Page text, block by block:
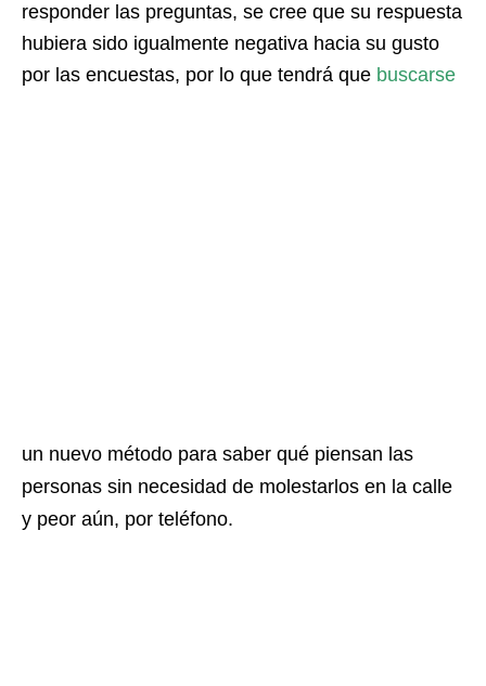
responder las preguntas, se cree que su respuesta
hubiera sido igualmente negativa hacia su gusto
por las encuestas, por lo que tendrá que buscarse
un nuevo método para saber qué piensan las
personas sin necesidad de molestarlos en la calle
y peor aún, por teléfono.